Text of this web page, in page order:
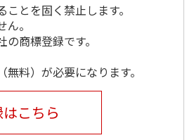
優勝力士純金製小判
605,000円
リラックマ／クリ
ファイル３点セット
とを固く禁止します。
。
商標登録です。
料）が必要になります。
こちら